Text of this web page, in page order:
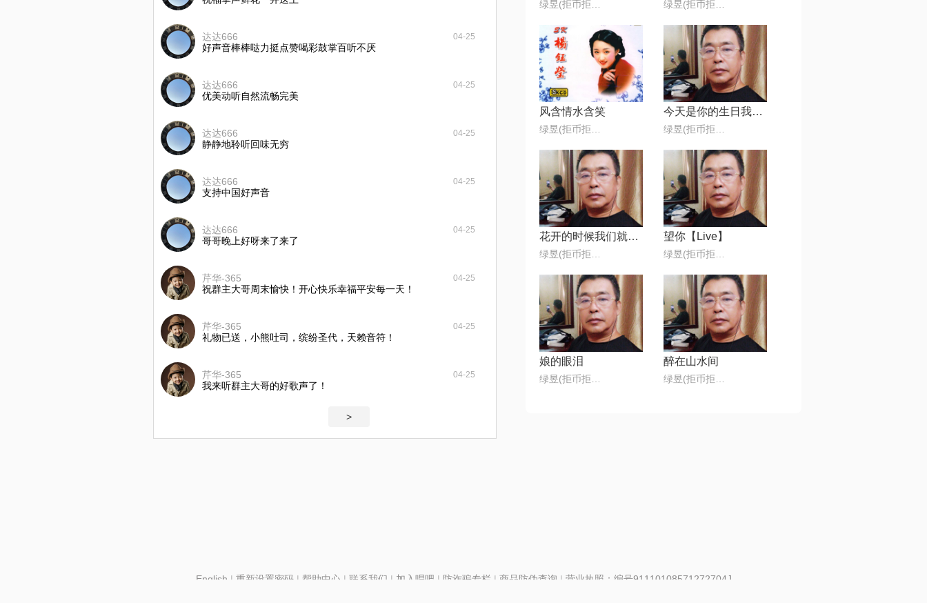
达达666 04-25
好声音棒棒哒力挺点赞喝彩鼓掌百听不厌
达达666 04-25
优美动听自然流畅完美
达达666 04-25
静静地聆听回味无穷
达达666 04-25
支持中国好声音
达达666 04-25
哥哥晚上好呀来了来了
芹华-365 04-25
祝群主大哥周末愉快！开心快乐幸福平安每一天！
芹华-365 04-25
礼物已送，小熊吐司，缤纷圣代，天赖音符！
芹华-365 04-25
我来听群主大哥的好歌声了！
>
风含情水含笑 今天是你的生日我的祖国
花开的时候我们就相遇 望你【Live】
娘的眼泪 醉在山水间
English | 重新设置密码| 帮助中心 | 联系我们 | 加入唱吧 | 防诈骗专栏 | 商品防伪查询 | 营业执照：编号91110108571272704J